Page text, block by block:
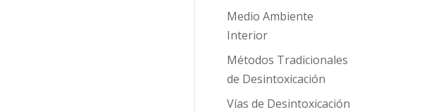
Medio Ambiente
Interior
Métodos Tradicionales
de Desintoxicación
Vías de Desintoxicación